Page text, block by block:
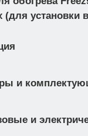
(для установки
и
и